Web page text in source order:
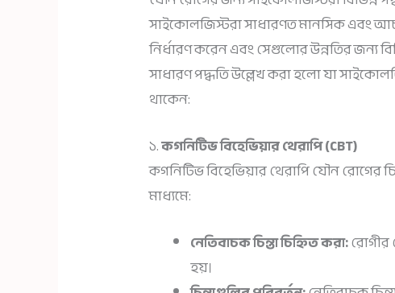
সাইকোলজিস্টরা সাধারণত মানসিক এবং
নির্ধারণ করেন এবং সেগুলোর উন্নতির জন্য
সাধারণ পদ্ধতি উল্লেখ করা হলো যা
থাকেন:
১.কগনিটিভ বিহেভিয়ার থেরাপি (CBT)
কগনিটিভ বিহেভিয়ার থেরাপি যৌন রোগের
মাধ্যমে:
নেতিবাচক চিন্তা চিহ্নিত করা:রোগীর
হয়।